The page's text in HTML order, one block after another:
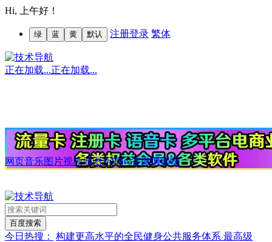
Hi, 上午好！
绿 蓝 黄 默认 注册登录 繁体
正在加载...正在加载...
网页音乐图片视频地图新闻问答微博购物
今日热搜： 构建更高水平的全民健身公共服务体系 最高级